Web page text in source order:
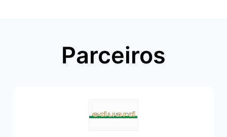
Parceiros